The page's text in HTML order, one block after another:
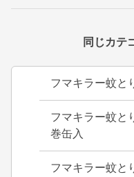
同じカテ
フマキラー蚊と
フマキラー蚊と
巻缶入
フマキラー蚊と